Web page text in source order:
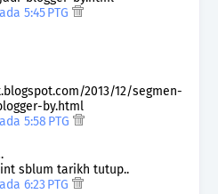
5:45 PTG
2013/12/segmen-
by.html
5:58 PTG
sblum tarikh tutup..
6:23 PTG